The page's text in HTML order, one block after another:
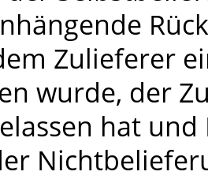
Zulieferer
wurde, der
hat